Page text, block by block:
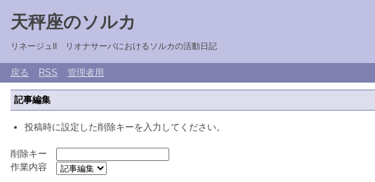
天秤座のソルカ
リネージュII リオナサーバにおけるソルカの活動日記
戻る RSS 管理者用
記事編集
投稿時に設定した削除キーを入力してください。
削除キー
作業内容